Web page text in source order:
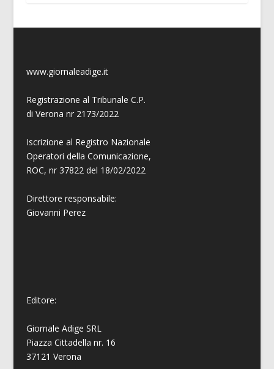
www.giornaleadige.it
Registrazione al Tribunale C.P.
di Verona nr 2173/2022
Iscrizione al Registro Nazionale
Operatori della Comunicazione,
ROC, nr 37822 del 18/02/2022
Direttore responsabile:
Giovanni Perez
Editore:
Giornale Adige SRL
Piazza Cittadella nr. 16
37121 Verona